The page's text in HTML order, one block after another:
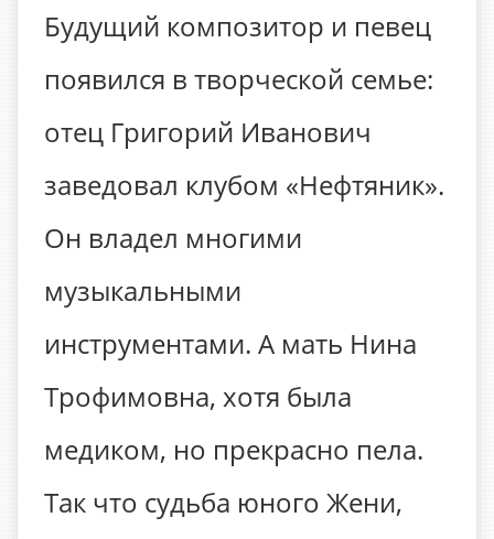
Будущий композитор и певец
появился в творческой семье:
отец Григорий Иванович
заведовал клубом «Нефтяник».
Он владел многими
музыкальными
инструментами. А мать Нина
Трофимовна, хотя была
медиком, но прекрасно пела.
Так что судьба юного Жени,